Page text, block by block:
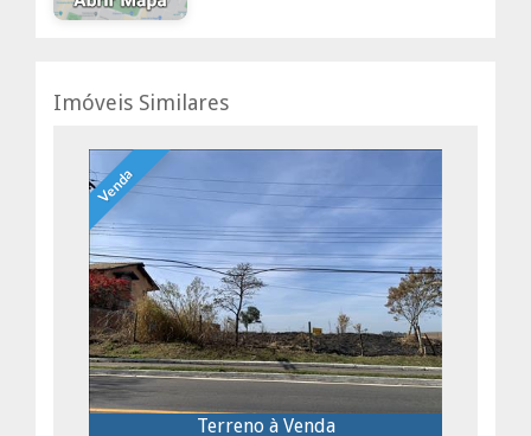
Imóveis Similares
Venda
Terreno à Venda